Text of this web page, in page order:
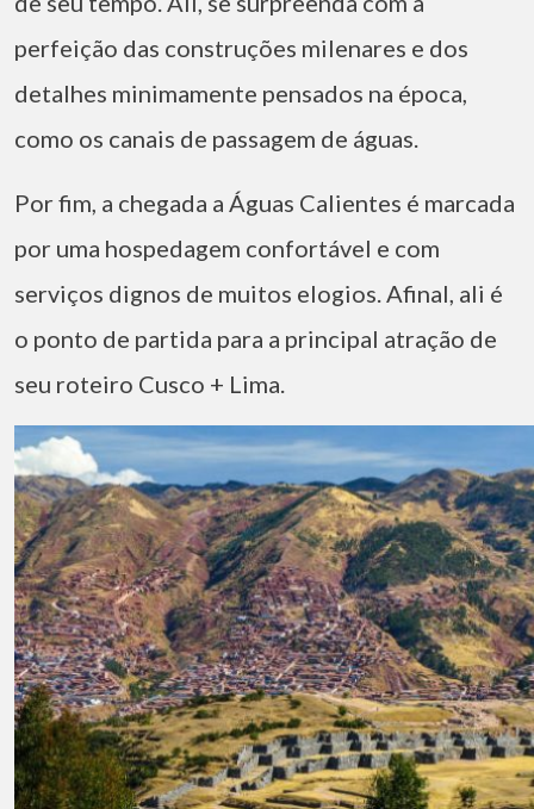
perfeição das construções milenares e dos
detalhes minimamente pensados na época,
como os canais de passagem de águas.
Por fim, a chegada a Águas Calientes é marcada
por uma hospedagem confortável e com
serviços dignos de muitos elogios. Afinal, ali é
o ponto de partida para a principal atração de
seu roteiro Cusco + Lima.